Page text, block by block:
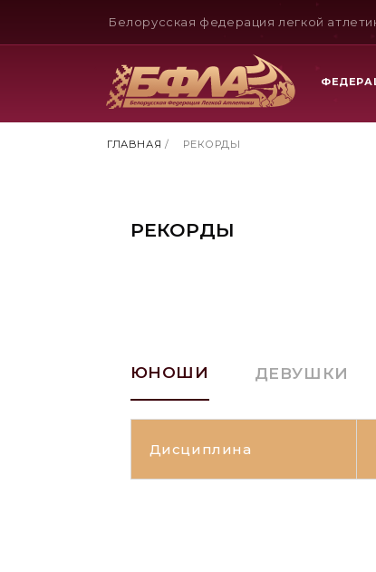
Белорусская федерация легкой
ГЛАВНАЯ / РЕКОРДЫ
РЕКОРДЫ
ЮНОШИ ДЕВУШКИ
Дисциплина